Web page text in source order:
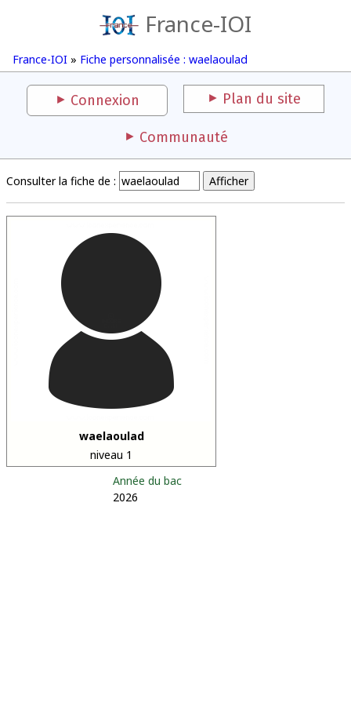
France-IOI
France-IOI » Fiche personnalisée : waelaoulad
Connexion Plan du site
Communauté
Consulter la fiche de :
waelaoulad
niveau 1
Année du bac
2026